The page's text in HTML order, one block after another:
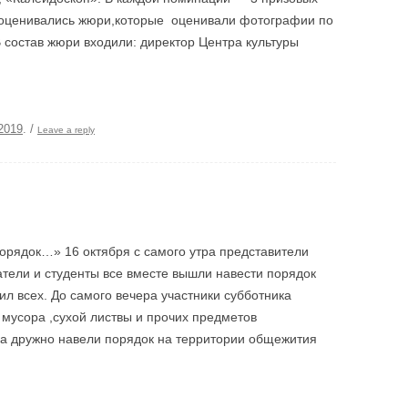
жюри,которые оценивали фотографии по
состав жюри входили: директор Центра культуры
/ Leave a reply
16 октября с самого утра представители
и студенты все вместе вышли навести порядок
всех. До самого вечера участники субботника
,сухой листвы и прочих предметов
дружно навели порядок на территории общежития